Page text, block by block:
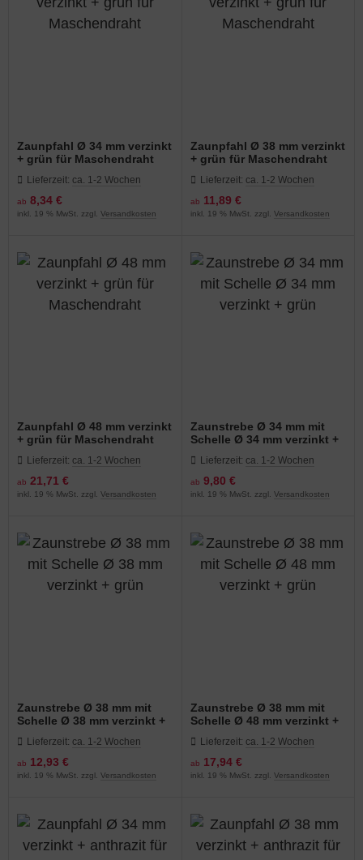
Zaunpfahl Ø 34 mm verzinkt
+ grün für Maschendraht
Lieferzeit: ca. 1-2 Wochen
ab 8,34 €
inkl. 19 % MwSt. zzgl. Versandkosten
Zaunpfahl Ø 38 mm verzinkt
+ grün für Maschendraht
Lieferzeit: ca. 1-2 Wochen
ab 11,89 €
inkl. 19 % MwSt. zzgl. Versandkosten
Zaunpfahl Ø 48 mm verzinkt
+ grün für Maschendraht
Lieferzeit: ca. 1-2 Wochen
ab 21,71 €
inkl. 19 % MwSt. zzgl. Versandkosten
Zaunstrebe Ø 34 mm mit
Schelle Ø 34 mm verzinkt +
Lieferzeit: ca. 1-2 Wochen
ab 9,80 €
inkl. 19 % MwSt. zzgl. Versandkosten
Zaunstrebe Ø 38 mm mit
Schelle Ø 38 mm verzinkt +
Lieferzeit: ca. 1-2 Wochen
ab 12,93 €
inkl. 19 % MwSt. zzgl. Versandkosten
Zaunstrebe Ø 38 mm mit
Schelle Ø 48 mm verzinkt +
Lieferzeit: ca. 1-2 Wochen
ab 17,94 €
inkl. 19 % MwSt. zzgl. Versandkosten